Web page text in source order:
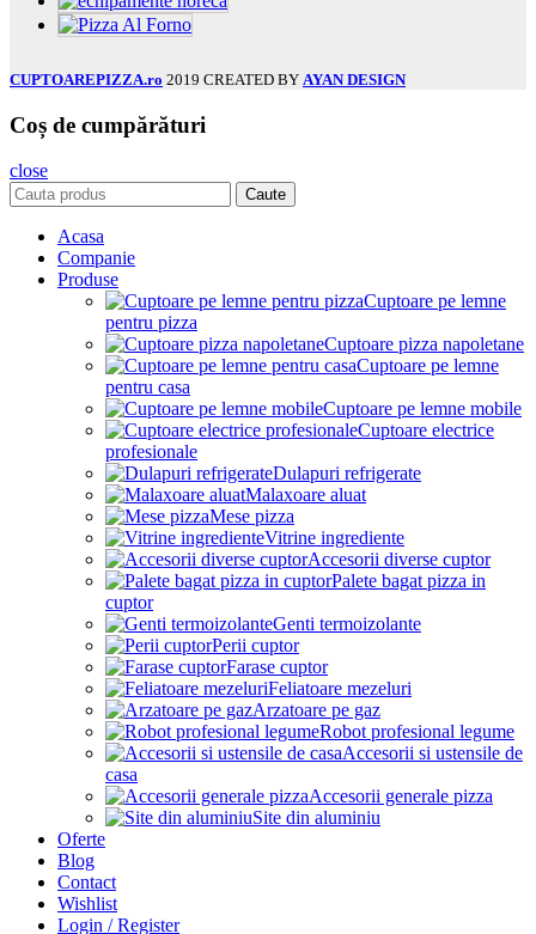
CUPTOAREPIZZA.ro 2019 CREATED BY AYAN DESIGN
Coș de cumpărături
close
Caute
Acasa
Companie
Produse
Cuptoare pe lemne
pentru pizza
Cuptoare pizza napoletane
Cuptoare pe lemne
pentru casa
Cuptoare pe lemne mobile
Cuptoare electrice
profesionale
Dulapuri refrigerate
Malaxoare aluat
Mese pizza
Vitrine ingrediente
Accesorii diverse cuptor
Palete bagat pizza in
cuptor
Genti termoizolante
Perii cuptor
Farase cuptor
Feliatoare mezeluri
Arzatoare pe gaz
Robot profesional legume
Accesorii si ustensile de
casa
Accesorii generale pizza
Site din aluminiu
Oferte
Blog
Contact
Wishlist
Login / Register